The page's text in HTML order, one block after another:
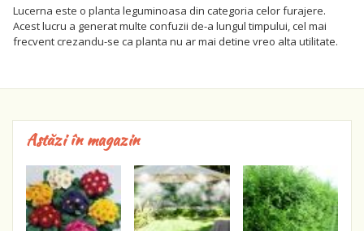
Lucerna este o planta leguminoasa din categoria celor furajere.
Acest lucru a generat multe confuzii de-a lungul timpului, cel mai
frecvent crezandu-se ca planta nu ar mai detine vreo alta utilitate.
Astăzi în magazin